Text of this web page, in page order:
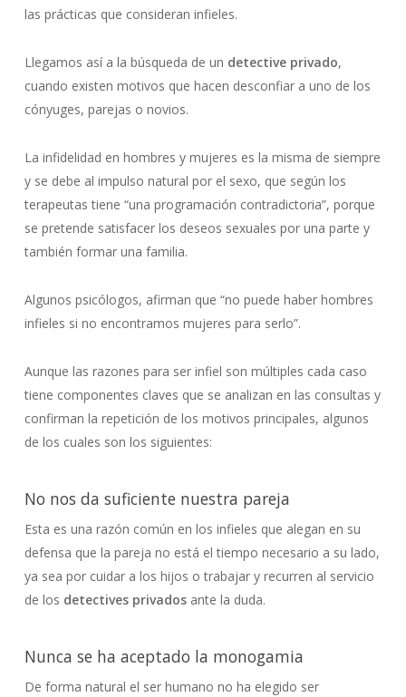
las prácticas que consideran infieles.
Llegamos así a la búsqueda de un detective privado,
cuando existen motivos que hacen desconfiar a uno de los
cónyuges, parejas o novios.
La infidelidad en hombres y mujeres es la misma de siempre
y se debe al impulso natural por el sexo, que según los
terapeutas tiene “una programación contradictoria”, porque
se pretende satisfacer los deseos sexuales por una parte y
también formar una familia.
Algunos psicólogos, afirman que “no puede haber hombres
infieles si no encontramos mujeres para serlo”.
Aunque las razones para ser infiel son múltiples cada caso
tiene componentes claves que se analizan en las consultas y
confirman la repetición de los motivos principales, algunos
de los cuales son los siguientes:
No nos da suficiente nuestra pareja
Esta es una razón común en los infieles que alegan en su
defensa que la pareja no está el tiempo necesario a su lado,
ya sea por cuidar a los hijos o trabajar y recurren al servicio
de los detectives privadosante la duda.
Nunca se ha aceptado la monogamia
De forma natural el ser humano no ha elegido ser